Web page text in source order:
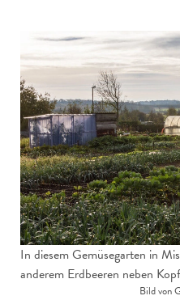
In diesem Gemüsegarten in
anderem Erdbeeren neben
Bild von